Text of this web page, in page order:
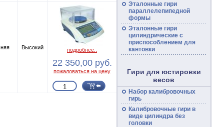
Высокий подробнее..
22 350,00 руб.
пожаловаться на цену
Эталонные гири
параллелепипедной
формы
Эталонные гири
цилиндрические с
приспособлением для
кантовки
Гири для юстировки
весов
Набор калибровочных
гирь
Калибровочные гири в
виде цилиндра без
головки